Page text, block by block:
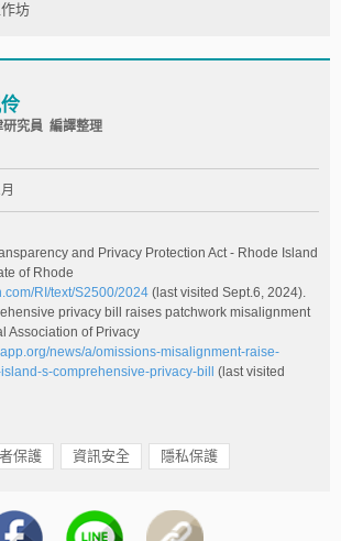
坊
研究員 編譯整理
and Privacy Protection Act - Rhode Island
of Rhode
RI/text/S2500/2024 (last visited Sept.6, 2024).
privacy bill raises patchwork misalignment
Association of Privacy
news/a/omissions-misalignment-raise-
s-comprehensive-privacy-bill
(last visited
保護 資訊安全 隱私保護